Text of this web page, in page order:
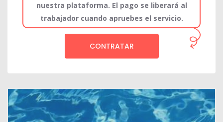
nuestra plataforma. El pago se liberará al
trabajador cuando apruebes el servicio.
CONTRATAR